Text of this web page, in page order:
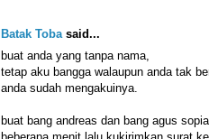
Batak Toba said...
buat anda yang tanpa nama,
tetap aku bangga walaupun anda tak
anda sudah mengakuinya.
buat bang andreas dan bang agus